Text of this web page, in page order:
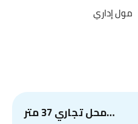
مول إداري
محل تجاري 37 متر…